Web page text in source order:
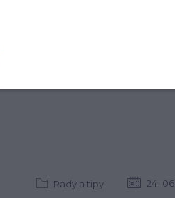
Rady a tipy 24 06